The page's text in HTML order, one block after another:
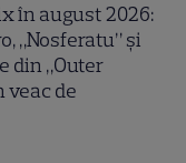
în august 2026:
„Nosferatu” și
din „Outer
veac de